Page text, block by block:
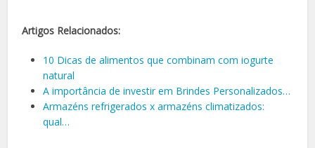
Artigos Relacionados:
10 Dicas de alimentos que combinam com iogurte
natural
A importância de investir em Brindes Personalizados…
Armazéns refrigerados x armazéns climatizados:
qual…